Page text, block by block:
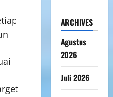
ARCHIVES
Agustus
2026
Juli 2026